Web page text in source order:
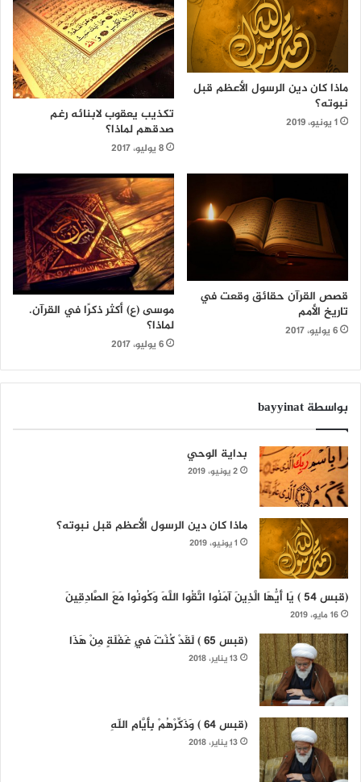
ماذا كان دين الرسول الأعظم قبل
نبوته؟
1 يونيو، 2019
تكذيب يعقوب لابنائه رغم
صدقهم لماذا؟
8 يوليو، 2017
قصص القرآن حقائق وقعت في
تاريخ الأمم
6 يوليو، 2017
موسى (ع) أكثر ذكرًا في القرآن.
لماذا؟
6 يوليو، 2017
بواسطة bayyinat
بداية الوحي
2 يونيو، 2019
ماذا كان دين الرسول الأعظم قبل نبوته؟
1 يونيو، 2019
(قبس 54 ) يَا أَيُّهَا الَّذِينَ آمَنُوا اتَّقُوا اللَّهَ وَكُونُوا مَعَ الصَّادِقِينَ
16 مايو، 2019
(قبس 65 ) لَقَدْ كُنْتَ فِي غَفْلَةٍ مِنْ هَذَا
13 يناير، 2018
(قبس 64 ) وَذَكِّرْهُمْ بِأَيَّامِ اللّهِ
13 يناير، 2018